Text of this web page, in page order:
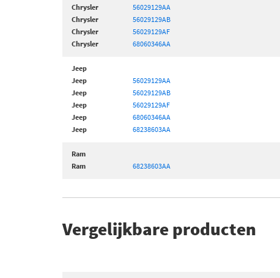
Chrysler
56029129AA
Chrysler
56029129AB
Chrysler
56029129AF
Chrysler
68060346AA
Jeep
Jeep
56029129AA
Jeep
56029129AB
Jeep
56029129AF
Jeep
68060346AA
Jeep
68238603AA
Ram
Ram
68238603AA
Vergelijkbare producten